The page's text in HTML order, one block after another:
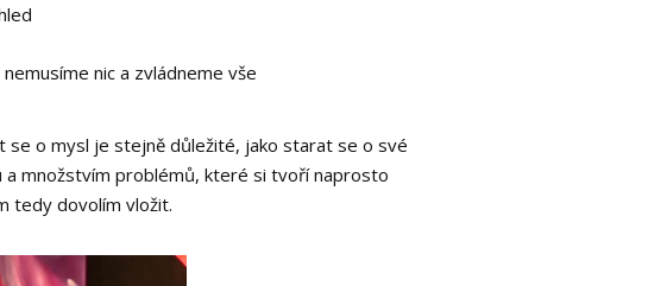
nic a zvládneme vše
o mysl je stejně důležité, jako starat se o své
množstvím problémů, které si tvoří naprosto
tedy dovolím vložit.